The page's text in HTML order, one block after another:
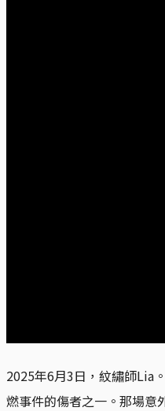
2025年6月3日，紋繡師Lia
燃事件的傷者之一。那場意